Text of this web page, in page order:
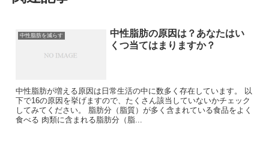
中性脂肪を減らす
中性脂肪の原因は？あなたはい
くつ当てはまりますか？
中性脂肪が増える原因は日常生活の中に数多く存在しています。 以
下で16の原因を挙げますので、たくさん該当していないかチェック
してみてください。 脂肪分（脂質）が多く含まれている食品をよく
食べる 肉類に含まれる脂肪分（脂...